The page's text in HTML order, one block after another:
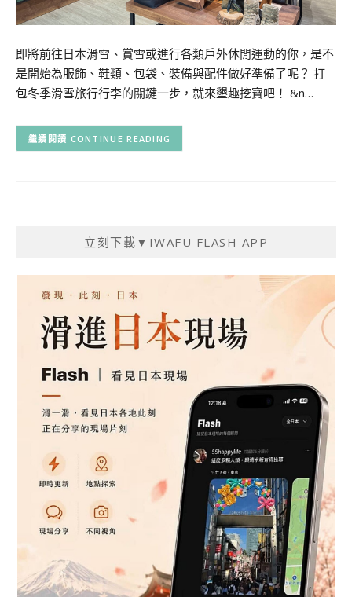
即將前往日本滑雪、賞雪或進行各類戶外休閒運動的你，是不
是開始為服飾、鞋類、包袋、裝備與配件做好準備了呢？ 打
包冬季滑雪旅行行李的關鍵一步，就來墾趣挖寶吧！ &n…
CONTINUE READING
立刻下載▼IWAFU FLASH APP